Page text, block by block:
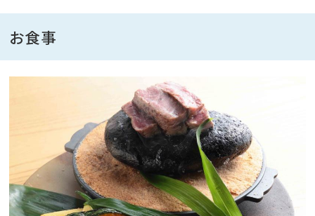
で育てられた肉質4等級以上のものだけを選んだもの
がおおいた和牛です。
焼（ヒレ肉100g）でご提供いたします。
お肉本来の美味しさをステーキでご堪能下さい。
■ 御朝食 ■
地元食材を厳選した料理長おすすめの和御膳をお愉し
みください。
お食事